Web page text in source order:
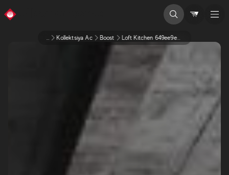
... Kollektsiya Ac Boost Loft Kitchen 649ee9ea1549c6745eaefcb9